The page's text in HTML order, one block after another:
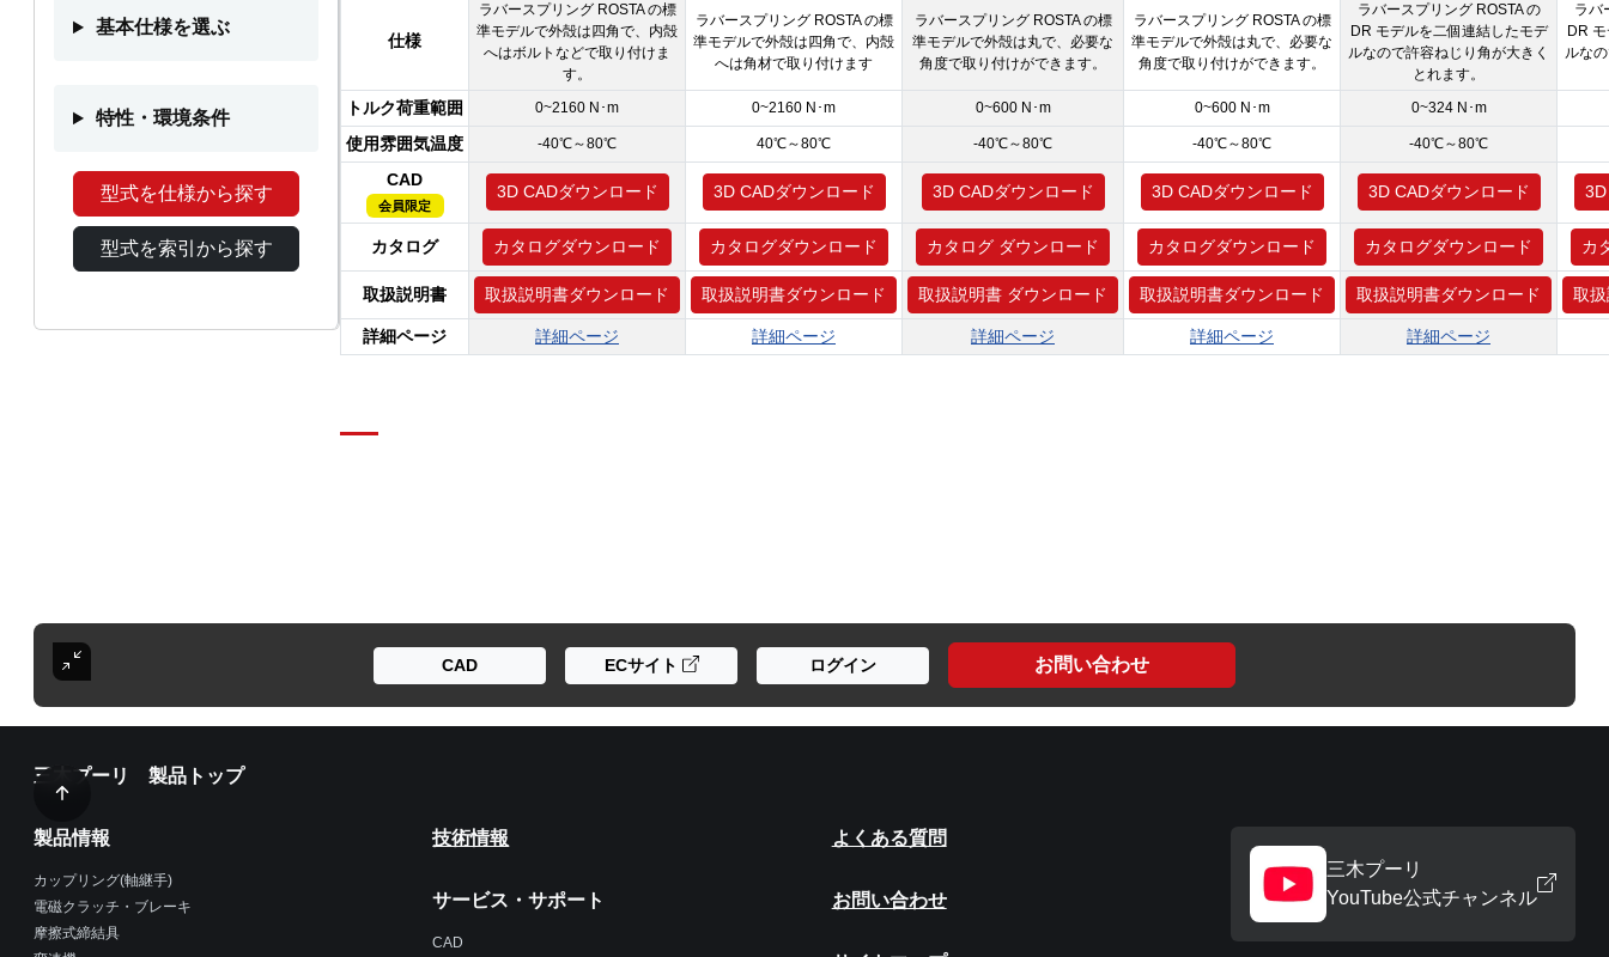
基本仕様を選ぶ
特性・環境条件
型式を仕様から探す
型式を索引から探す
仕様
ラバースプリング ROSTA の標
準モデルで外殻は四角で、内殻
へはボルトなどで取り付けま
す。
ラバースプリング ROSTA の標
準モデルで外殻は四角で、内殻
へは角材で取り付けます
ラバースプリング ROSTA の標
準モデルで外殻は丸で、必要な
角度で取り付けができます。
ラバースプリング ROSTA の標
準モデルで外殻は丸で、必要な
角度で取り付けができます。
ラバースプリング ROSTA の
DR モデルを二個連結したモデ
ルなので許容ねじり角が大きく
とれます。
ラバ
DR
ルな
トルク荷重範囲 0~2160 N･m 0~2160 N･m 0~600 N･m 0~600 N･m 0~324 N･m
使用雰囲気温度 -40℃～80℃ 40℃～80℃ -40℃～80℃ -40℃～80℃ -40℃～80℃
CAD
会員限定
3D CADダウンロード 3D CADダウンロード 3D CADダウンロード 3D CADダウンロード 3D CADダウンロード
カタログ カタログダウンロード カタログダウンロード カタログ ダウンロード カタログダウンロード カタログダウンロード カ
取扱説明書 取扱説明書ダウンロード 取扱説明書ダウンロード 取扱説明書 ダウンロード 取扱説明書ダウンロード 取扱説明書ダウンロード 取
詳細ページ 詳細ページ 詳細ページ 詳細ページ 詳細ページ 詳細ページ
CAD ECサイト ログイン お問い合わせ
三木プーリ 製品トップ
製品情報
カップリング(軸継手)
電磁クラッチ・ブレーキ
摩擦式締結具
技術情報
サービス・サポート
CAD
よくある質問
お問い合わせ
三木プーリ
YouTube公式チャンネル